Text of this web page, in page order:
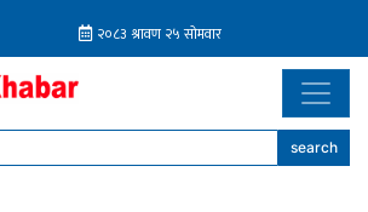
search